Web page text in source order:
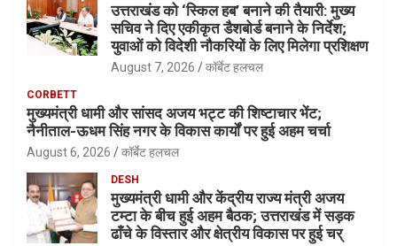
उत्तराखंड को ‘स्किल हब’ बनाने की तैयारी: मुख्य
सचिव ने दिए एकीकृत डैशबोर्ड बनाने के निर्देश;
युवाओं को विदेशी नौकरियों के लिए मिलेगा प्रशिक्षण
August 7, 2026 कॉर्बेट हलचल
CORBETT
मुख्यमंत्री धामी और सांसद अजय भट्ट की शिष्टाचार भेंट;
नैनीताल-ऊधम सिंह नगर के विकास कार्यों पर हुई अहम चर्चा
August 6, 2026 कॉर्बेट हलचल
DESH
मुख्यमंत्री धामी और केंद्रीय राज्य मंत्री अजय
टम्टा के बीच हुई अहम बैठक; उत्तराखंड में सड़क
ढाँचे के विस्तार और क्षेत्रीय विकास पर हुई चर्